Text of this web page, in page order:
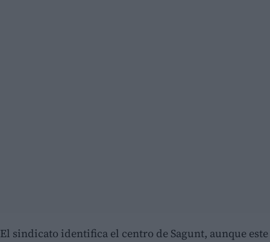
El sindicato identifica el centro de Sagunt, aunque este